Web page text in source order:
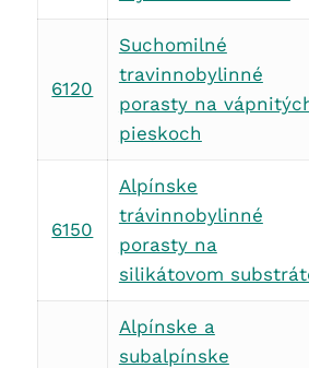
6120
Suchomilné
travinnobylinné
porasty na
pieskoch
6150
Alpínske
trávinnobylinné
porasty na
silikátovom
Alpínske a
subalpínske